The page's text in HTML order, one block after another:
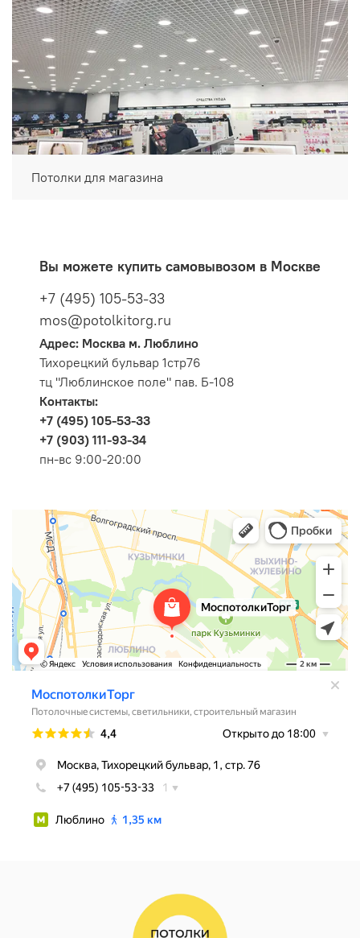
Потолки для магазина
Вы можете купить самовывозом в Москве
+7 (495) 105-53-33
mos@potolkitorg.ru
Адрес: Москва м. Люблино
Тихорецкий бульвар 1стр76
тц "Люблинское поле" пав. Б-108
Контакты:
+7 (495) 105-53-33
+7 (903) 111-93-34
пн-вс 9:00-20:00